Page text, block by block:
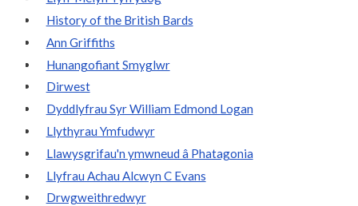
History of the British Bards
Ann Griffiths
Hunangofiant Smyglwr
Dirwest
Dyddlyfrau Syr William Edmond Logan
Llythyrau Ymfudwyr
Llawysgrifau'n ymwneud â Phatagonia
Llyfrau Achau Alcwyn C Evans
Drwgweithredwyr